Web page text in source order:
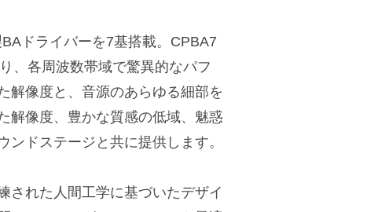
ドライバーを7基搭載。CPBA7
、各周波数帯域で驚異的なパフ
解像度と、音源のあらゆる細部を
解像度、豊かな質感の低域、魅惑
ドステージと共に提供します。
された人間工学に基づいたデザイ